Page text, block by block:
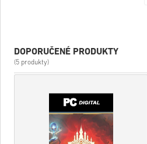
DOPORUČENÉ PRODUKTY
(5 produkty)